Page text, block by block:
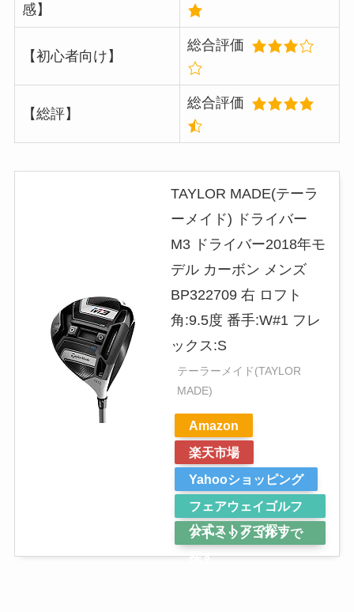
感】
【初心者向け】
総合評価
【総評】
総合評価
TAYLOR MADE(テーラ
ーメイド) ドライバー
M3 ドライバー2018年モ
デル カーボン メンズ
BP322709 右 ロフト
角:9.5度 番手:W#1 フレ
ックス:S
テーラーメイド(TAYLOR
MADE)
Amazon
楽天市場
Yahooショッピング
フェアウェイゴルフ
公式ストアで探す
アトミックゴルフで
探す